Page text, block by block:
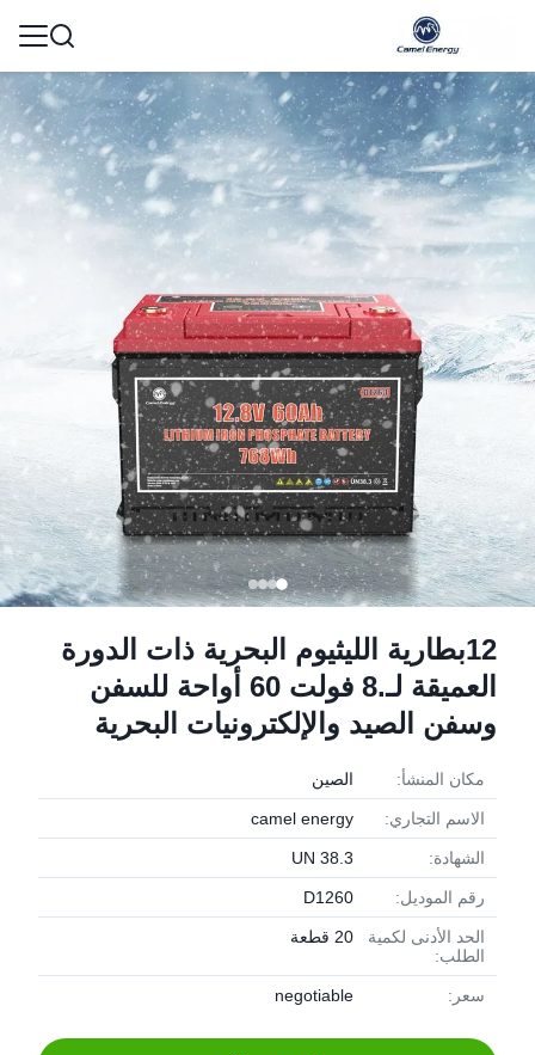
12بطارية الليثيوم البحرية ذات الدورة
العميقة لـ.8 فولت 60 أواحة للسفن
وسفن الصيد والإلكترونيات البحرية
مكان المنشأ: الصين
الاسم التجاري: camel energy
الشهادة: UN 38.3
رقم الموديل: D1260
الحد الأدنى لكمية
الطلب:
20 قطعة
سعر: negotiable